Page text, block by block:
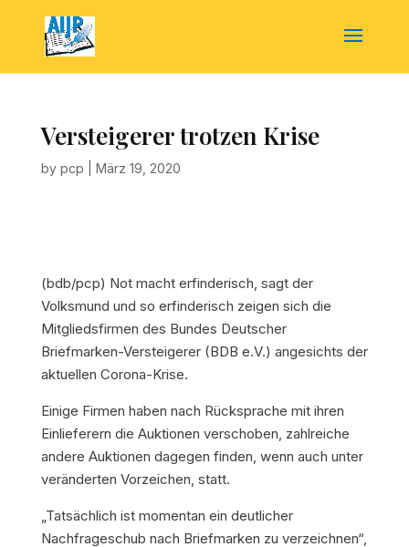
Versteigerer trotzen Krise
by pcp März 19, 2020
(bdb/pcp) Not macht erfinderisch, sagt der
Volksmund und so erfinderisch zeigen sich die
Mitgliedsfirmen des Bundes Deutscher
Briefmarken-Versteigerer (BDB e.V.) angesichts der
aktuellen Corona-Krise.
Einige Firmen haben nach Rücksprache mit ihren
Einlieferern die Auktionen verschoben, zahlreiche
andere Auktionen dagegen finden, wenn auch unter
veränderten Vorzeichen, statt.
„Tatsächlich ist momentan ein deutlicher
Nachfrageschub nach Briefmarken zu verzeichnen“,